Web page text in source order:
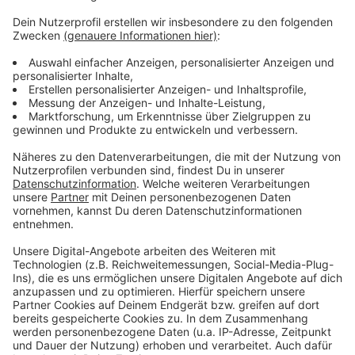
Am kommenden Sonntag spielt die Fortuna in Kiel.
Weitere Infos:
Fortuna Düsseldorf
Anzeige
Anzeige